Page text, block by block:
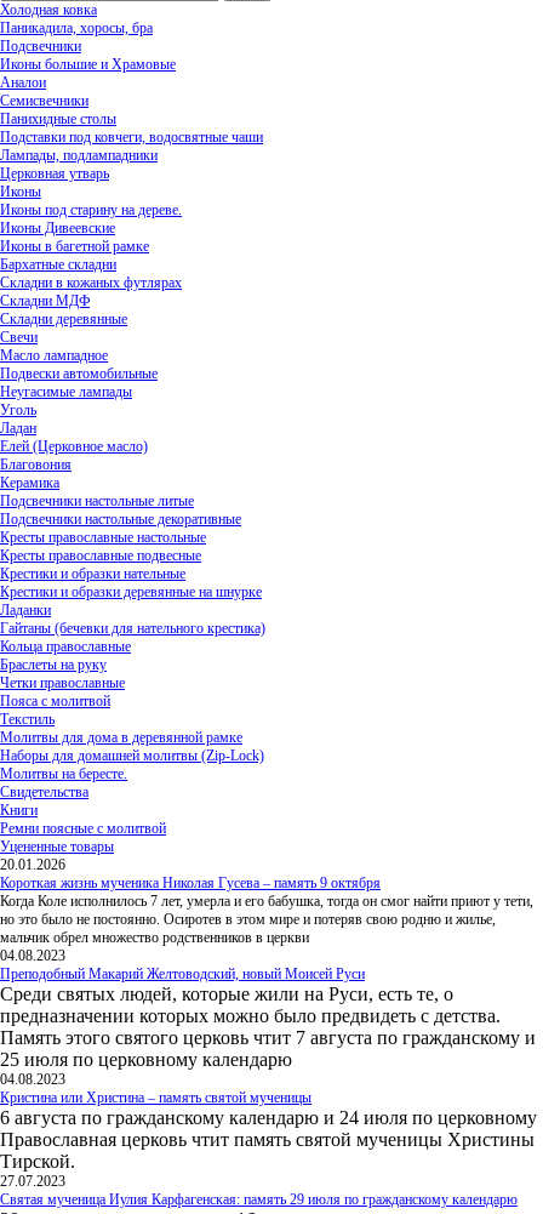
Холодная ковка
Паникадила, хоросы, бра
Подсвечники
Иконы большие и Храмовые
Аналои
Семисвечники
Панихидные столы
Подставки под ковчеги, водосвятные чаши
Лампады, подлампадники
Церковная утварь
Иконы
Иконы под старину на дереве.
Иконы Дивеевские
Иконы в багетной рамке
Бархатные складни
Складни в кожаных футлярах
Складни МДФ
Складни деревянные
Свечи
Масло лампадное
Подвески автомобильные
Неугасимые лампады
Уголь
Ладан
Елей (Церковное масло)
Благовония
Керамика
Подсвечники настольные литые
Подсвечники настольные декоративные
Кресты православные настольные
Кресты православные подвесные
Крестики и образки нательные
Крестики и образки деревянные на шнурке
Ладанки
Гайтаны (бечевки для нательного крестика)
Кольца православные
Браслеты на руку
Четки православные
Пояса с молитвой
Текстиль
Молитвы для дома в деревянной рамке
Наборы для домашней молитвы (Zip-Lock)
Молитвы на бересте.
Свидетельства
Книги
Ремни поясные с молитвой
Уцененные товары
20.01.2026
Короткая жизнь мученика Николая Гусева – память 9 октября
Когда Коле исполнилось 7 лет, умерла и его бабушка, тогда он смог найти приют у тети,
но это было не постоянно. Осиротев в этом мире и потеряв свою родню и жилье,
мальчик обрел множество родственников в церкви
04.08.2023
Преподобный Макарий Желтоводский, новый Моисей Руси
Среди святых людей, которые жили на Руси, есть те, о
предназначении которых можно было предвидеть с детства.
Память этого святого церковь чтит 7 августа по гражданскому и
25 июля по церковному календарю
04.08.2023
Кристина или Христина – память святой мученицы
6 августа по гражданскому календарю и 24 июля по церковному
Православная церковь чтит память святой мученицы Христины
Тирской.
27.07.2023
Святая мученица Иулия Карфагенская: память 29 июля по гражданскому календарю